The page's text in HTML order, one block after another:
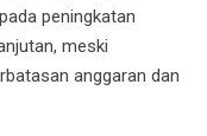
peningkatan
meski
anggaran dan